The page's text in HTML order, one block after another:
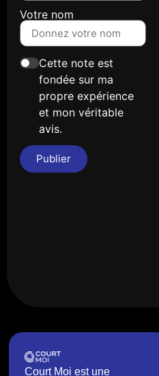
Votre nom
Cette note est
fondée sur ma
propre expérience
et mon véritable
avis.
Publier
Court Moi est une